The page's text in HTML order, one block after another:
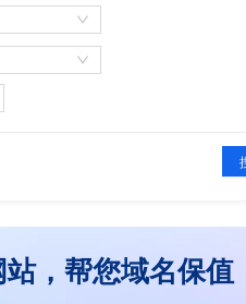
，帮您域名保值